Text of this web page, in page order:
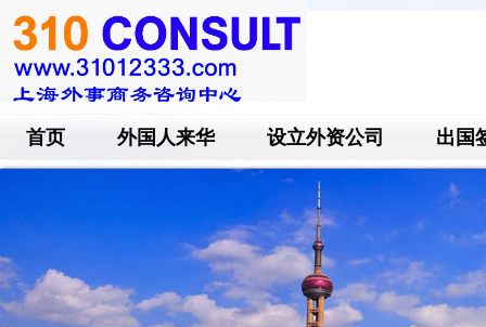
首页 外国人来华 设立外资公司 出国